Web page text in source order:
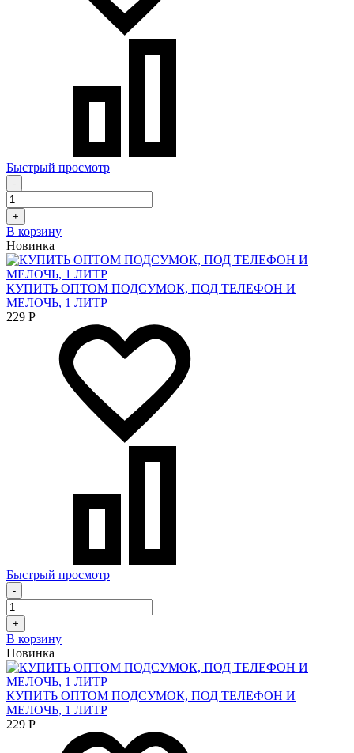
Быстрый просмотр
-
+
В корзину
Новинка
КУПИТЬ ОПТОМ ПОДСУМОК, ПОД ТЕЛЕФОН И
МЕЛОЧЬ, 1 ЛИТР
229 Р
Быстрый просмотр
-
+
В корзину
Новинка
КУПИТЬ ОПТОМ ПОДСУМОК, ПОД ТЕЛЕФОН И
МЕЛОЧЬ, 1 ЛИТР
229 Р